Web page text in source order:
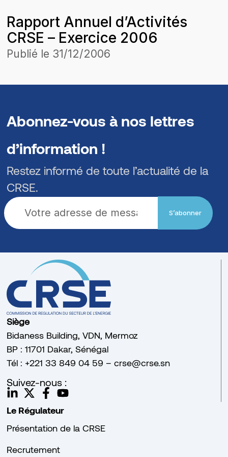
CONCESSION DAGANA-
PODOR-SAINTLOUIS DANS LE
CADRE DE L’HARMONISATION
Rapport Annuel d’Activités
CRSE – Exercice 2006
Publié le 31/12/2006
Abonnez-vous à nos lettres
d’information !
Restez informé de toute l’actualité de la
CRSE.
S’abonner
Siège
Bidaness Building, VDN, Mermoz
BP : 11701 Dakar, Sénégal
Tél : +221 33 849 04 59 – crse@crse.sn
Suivez-nous :
Le Régulateur
Présentation de la CRSE
Recrutement